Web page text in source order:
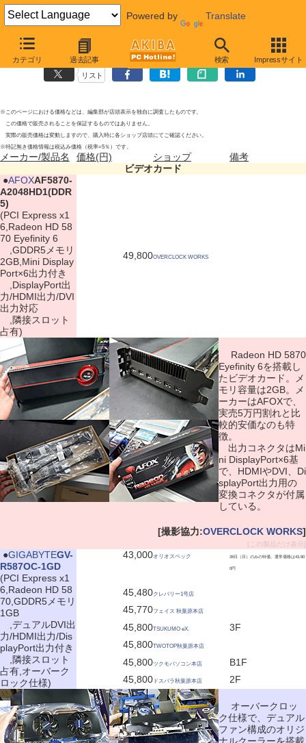
Powered by Translate
カテゴリ 過去記事 検索 Impressサイト
ビデオカードの新製品 2010年8月28日号 （一部29日調査）
リスト
※このページにおける価格などは、編集部が店頭表示を独自に調査したものです。
この価格で販売されることを保証するものではありません。
実際の販売価格は変動しますので、購入時に各ショップ店頭にてご確認ください。
※特記無き価格情報は税込み価格（税率=5％）です。
メーカー/製品名 価格(円) ショップ
備考
ビデオカード
●AFOXAF5870-
A2048HD1(DDR
5)
(PCI Express x1
6,Radeon HD 58
70 Eyefinity 6
,GDDR5メモリ
2GB,Mini Display
Port×6出力付き
,DisplayPort出
力/HDMI出力/DVI
出力対応
,隣接スロット
占有)
49,800OVERCLOCK WORKS
Radeon HD 5870
Eyefinity 6を搭載し
たビデオカード。メ
モリ容量は2GB。メ
ーカーはAFOXで、
実売5万円割れと比
較的安価なのも特
徴。
出力コネクタはMi
ni DisplayPort×6基
で、HDMIやDVI、Di
splayPort出力用の
変換コネクタが付属
している。
[撮影協力:OVERCLOCK WORKS]
[この製品だけ表示]
●GIGABYTEGV-
R587OC-1GD
(PCI Express x1
6,Radeon HD 58
70,GDDR5メモリ
1GB
,デュアルDVI出
力/HDMI出力/Dis
playPort出力付き
,隣接スロット
占有,オーバーク
ロック仕様)
43,000オリオスペック 28日（日）のみの特価。通常価格は43,80
0円
45,480クレバリー1号店
45,770フェイス 秋葉原本店
45,800TSUKUMO eX.
3F
45,800TWOTOP秋葉原本店
45,800ツクモパソコン本店
B1F
45,800 ドスパラ秋葉原本店 2F
オーバークロッ
ク仕様で、デュアル
ファン構成のオリジ